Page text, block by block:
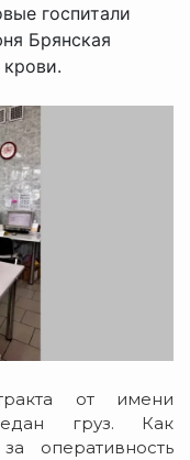
госпитали
Брянская
от имени
груз. Как
оперативность